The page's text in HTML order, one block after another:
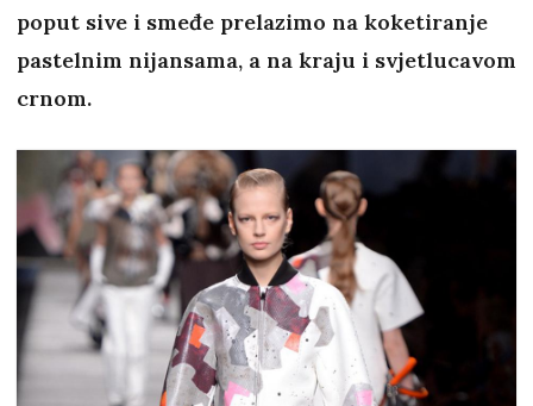
poput sive i smeđe prelazimo na koketiranje
pastelnim nijansama, a na kraju i svjetlucavom
crnom.